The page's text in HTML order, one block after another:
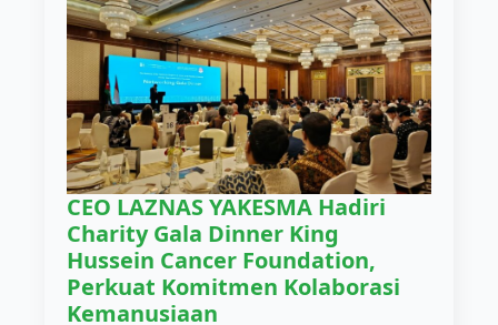
CEO LAZNAS YAKESMA Hadiri
Charity Gala Dinner King
Hussein Cancer Foundation,
Perkuat Komitmen Kolaborasi
Kemanusiaan